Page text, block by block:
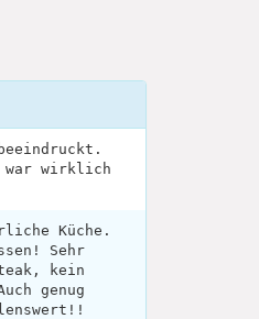
war wirklich
Küche.
Sehr
kein
genug